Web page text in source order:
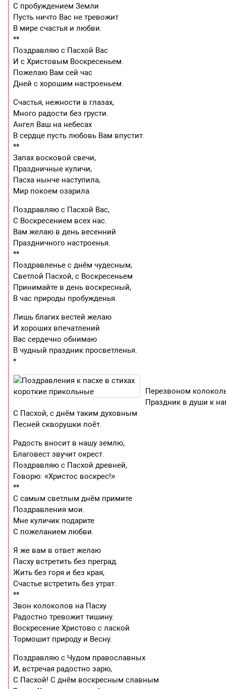
С пробуждением Земли
Пусть ничто Вас не тревожит
В мире счастья и любви.
**
Поздравляю с Пасхой Вас
И с Христовым Воскресеньем.
Пожелаю Вам сей час
Дней с хорошим настроеньем.
Счастья, нежности в глазах,
Много радости без грусти.
Ангел Ваш на небесах
В сердце пусть любовь Вам впустит.
**
Запах восковой свечи,
Праздничные куличи,
Пасха нынче наступила,
Мир покоем озарила.
Поздравляю с Пасхой Вас,
С Воскресением всех нас.
Вам желаю в день весенний
Праздничного настроенья.
**
Поздравленье с днём чудесным,
Светлой Пасхой, с Воскресеньем
Принимайте в день воскресный,
В час природы пробужденья.
Лишь благих вестей желаю
И хороших впечатлений
Вас сердечно обнимаю
В чудный праздник просветленья.
*
Перезвоном
Праздник в души к
С Пасхой, с днём таким духовным
Песней скворушки поёт.
Радость вносит в нашу землю,
Благовест звучит окрест.
Поздравляю с Пасхой древней,
Говорю: «Христос воскрес!»
**
С самым светлым днём примите
Поздравления мои.
Мне куличик подарите
С пожеланием любви.
Я же вам в ответ желаю
Пасху встретить без преград.
Жить без горя и без края,
Счастье встретить без утрат.
**
Звон колоколов на Пасху
Радостно тревожит тишину.
Воскресение Христово с лаской
Тормошит природу и Весну.
Поздравляю с Чудом православных
И, встречая радостно зарю,
С Пасхой! С днём воскресным славным